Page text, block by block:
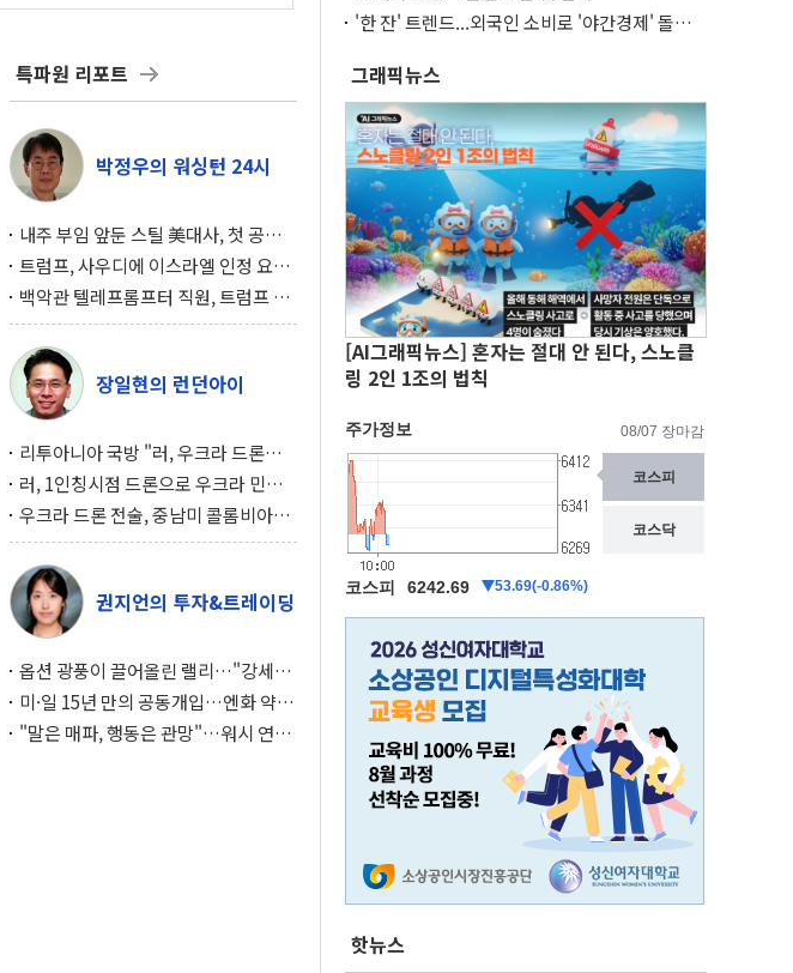
특파원 리포트
박정우의 워싱턴 24시
내주 부임 앞둔 스틸 美대사, 첫 공개
행사서 "한미동맹 강화 최우선 과제"
트럼프, 사우디에 이스라엘 인정 요
구…원자력 협정 서명 하루 만에 좌초
위기
백악관 텔레프롬프터 직원, 트럼프 연
설 미리 보고 베팅 시장서 10만달러 챙
겨
장일현의 런던아이
리투아니아 국방 "러, 우크라 드론으
로 나토 회원국 공격 검토… 거짓 깃발
작전"
러, 1인칭시점 드론으로 우크라 민간
인 '사파리' 공격… 시민들 공포감 극
대화 전략
우크라 드론 전술, 중남미 콜롬비아에
새 안보 위기… 반군·마약카르텔이 습
득해 전투 활용
권지언의 투자&트레이딩
옵션 광풍이 끌어올린 랠리…"강세장
이면에 과열 경고등"
미·일 15년 만의 공동개입…엔화 약세
와의 싸움은 끝나지 않았다
"말은 매파, 행동은 관망"…워시 연준,
'한 잔' 트렌드...외국인 소비로 '야간경제' 돌파
그래픽뉴스
[AI그래픽뉴스] 혼자는 절대 안 된다, 스노클
링 2인 1조의 법칙
핫뉴스